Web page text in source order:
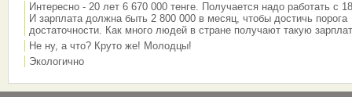
Интересно - 20 лет 6 670 000 тенге. Получается надо работать с
И зарплата должна быть 2 800 000 в месяц, чтобы достичь порога
достаточности. Как много людей в стране получают такую
Не ну, а что? Круто же! Молодцы!
Экологично